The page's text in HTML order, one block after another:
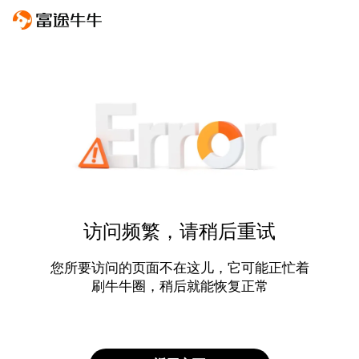
访问频繁，请稍后重试
您所要访问的页面不在这儿，它可能正忙着
刷牛牛圈，稍后就能恢复正常